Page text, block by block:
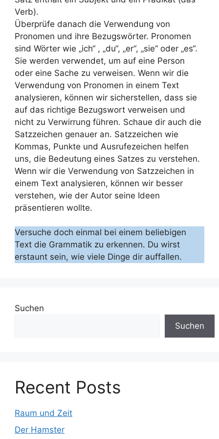
Verb).
Überprüfe danach die Verwendung von
Pronomen und ihre Bezugswörter. Pronomen
sind Wörter wie „ich“ , „du“, „er“, „sie“ oder „es“.
Sie werden verwendet, um auf eine Person
oder eine Sache zu verweisen. Wenn wir die
Verwendung von Pronomen in einem Text
analysieren, können wir sicherstellen, dass sie
auf das richtige Bezugswort verweisen und
nicht zu Verwirrung führen. Schaue dir auch die
Satzzeichen genauer an. Satzzeichen wie
Kommas, Punkte und Ausrufezeichen helfen
uns, die Bedeutung eines Satzes zu verstehen.
Wenn wir die Verwendung von Satzzeichen in
einem Text analysieren, können wir besser
verstehen, wie der Autor seine Ideen
präsentieren wollte.
Versuche doch einmal bei einem beliebigen
Text die Grammatik zu erkennen. Du wirst
erstaunt sein, wie viele Dinge dir auffallen.
Suchen
Suchen
Recent Posts
Raum und Zeit
Der Hamster